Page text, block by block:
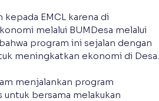
EMCL karena di
melalui BUMDesa melalui
program ini sejalan dengan
meningkatkan ekonomi di Desa.
menjalankan program
bersama melakukan